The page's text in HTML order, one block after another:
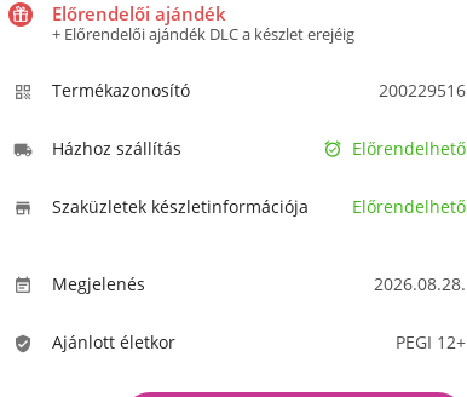
Előrendelői ajándék
+ Előrendelői ajándék DLC a készlet erejéig
 Termékazonosító 200229516
 Házhoz szállítás Előrendelhető

 Szaküzletek készletinformációja Előrendelhető
 Megjelenés 2026.08.28.
 Ajánlott életkor PEGI 12+